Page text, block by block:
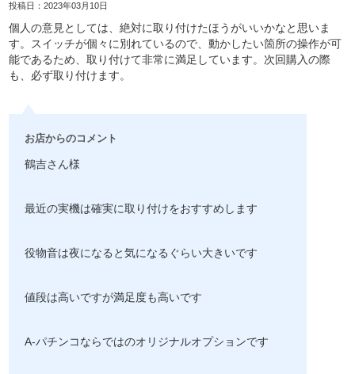
投稿日：2023年03月10日
個人の意見としては、絶対に取り付けたほうがいいかなと思いま
す。スイッチが個々に別れているので、動かしたい箇所の操作が可
能であるため、取り付けて非常に満足しています。次回購入の際
も、必ず取り付けます。
お店からのコメント
鶴吉さん様
最近の実機は確実に取り付けをおすすめします
役物音は夜になると気になるぐらい大きいです
値段は高いですが満足度も高いです
A-パチンコならではのオリジナルオプションです